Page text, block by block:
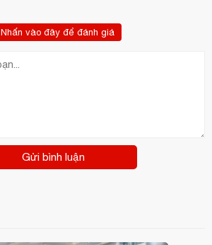
Nhấn vào đây để đánh giá
Gửi bình luận